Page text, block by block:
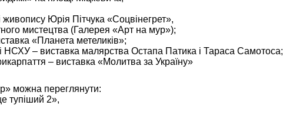
живопису Юрія Пітчука «Соцвінегрет»,
мистецтва (Галерея «Арт на мур»);
«Планета метеликів»;
НСХУ – виставка малярства Остапа Патика і Тараса Самотоса;
– виставка «Молитва за Україну»
можна переглянути:
тупіший 2»,